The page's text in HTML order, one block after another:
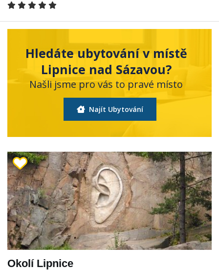
Hledáte ubytování v místě
Lipnice nad Sázavou?
Našli jsme pro vás to pravé místo
Najít Ubytování
Okolí Lipnice